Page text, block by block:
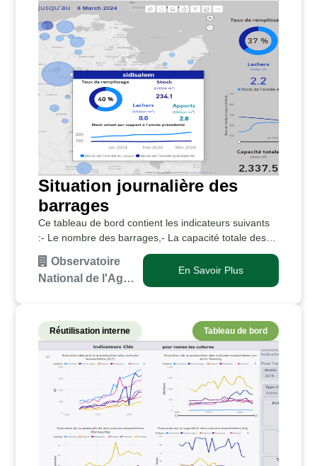
Situation journalière des
barrages
Ce tableau de bord contient les indicateurs suivants
:- Le nombre des barrages,- La capacité totale des
barrages en million m3- Le taux de remplissage des
barrages en % ,- La variation du stock des b…
Observatoire
National de l'Ag…
En Savoir Plus
Réutilisation interne Tableau de bord